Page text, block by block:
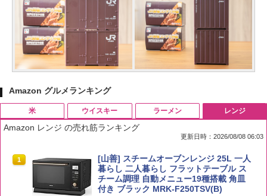
Amazon グルメランキング
米
1 by Amazon 国産ブレンド米 精米 5kg
￥2,650
ウイスキー
1
ブラックニッカ ニッカ Nikka ウィスキ
ー4000ml ブラックニッカクリア ウヰス
キー 【日本 アサヒ ウィスキー】 大容量
お得 4リットル
ラーメン
1
チキンラーメン どんぶり 85g×12個 日清
食品 インスタント カップ麺
￥1,939
レンジ
Amazon レンジ の売れ筋ランキング
更新日時：2026/08/08 06:03
1
[山善] スチームオーブンレンジ 25L 一人
暮らし 二人暮らし フラットテーブル ス
チーム調理 自動メニュー19種搭載 角皿
付き ブラック MRK-F250TSV(B)